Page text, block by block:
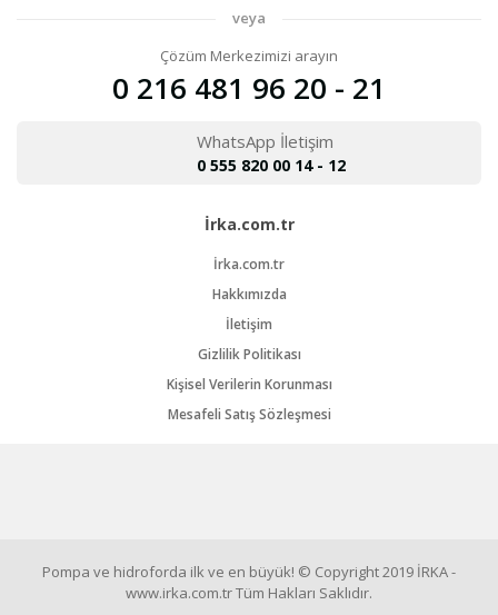
veya
Çözüm Merkezimizi arayın
0 216 481 96 20 - 21
WhatsApp İletişim
0 555 820 00 14 - 12
İrka.com.tr
İrka.com.tr
Hakkımızda
İletişim
Gizlilik Politikası
Kişisel Verilerin Korunması
Mesafeli Satış Sözleşmesi
Pompa ve hidroforda ilk ve en büyük! © Copyright 2019 İRKA -
www.irka.com.tr Tüm Hakları Saklıdır.